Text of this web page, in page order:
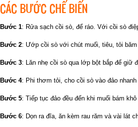
CÁC BƯỚC CHẾ BIẾN
Bước 1: Rửa sạch cồi sò, để ráo. Với cồi sò
Bước 2: Ướp cồi sò với chút muối, tiêu, tỏi băm
Bước 3: Lăn nhẹ cồi sò qua lớp bột bắp để giữ
Bước 4: Phi thơm tỏi, cho cồi sò vào đảo
Bước 5: Tiếp tục đảo đều đến khi muối bám
Bước 6: Dọn ra đĩa, ăn kèm rau răm và vài lát